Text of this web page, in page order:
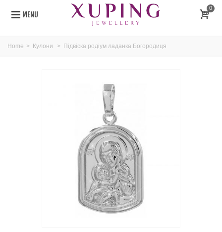
MENU
0
Home > Кулони > Підвіска родіум ладанка Богородиця